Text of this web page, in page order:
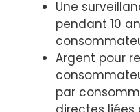
Une
pendant 10
Argent pour
par